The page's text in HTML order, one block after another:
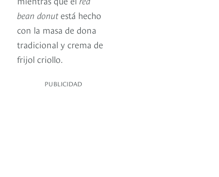
bean donutestá hecho
con la masa de dona
tradicional y crema de
frijol criollo.
PUBLICIDAD